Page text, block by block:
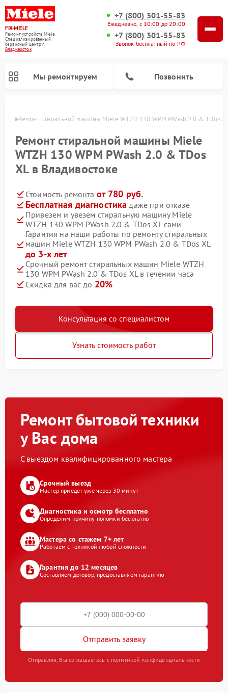
FIX-MIELE
Ремонт устройств Miele
Специализированный
cервисный центр г.
Владивосток
+7 (800) 301-55-83
Ежедневно, с 10:00 до 20:00
+7 (800) 301-55-83
Звонок бесплатный по РФ
Мы ремонтируем Позвонить
Ремонт стиральной машины Miele WTZH 130 WPM PWash 2.0 & TDos
Ремонт стиральной машины Miele
WTZH 130 WPM PWash 2.0 & TDos
XL в Владивостоке
Стоимость ремонта от 780 руб.
Бесплатная диагностика даже при отказе
Привезем и увезем стиральную машину Miele
WTZH 130 WPM PWash 2.0 & TDos XL сами
Гарантия на наши работы по ремонту стиральных
машин Miele WTZH 130 WPM PWash 2.0 & TDos XL
до 3-х лет
Срочный ремонт стиральных машин Miele WTZH
130 WPM PWash 2.0 & TDos XL в течении часа
Скидка для вас до 20%
Консультация со специалистом
Узнать стоимость работ
Ремонт бытовой техники
у Вас дома
С выездом квалифицированного мастера
Срочный выезд
Мастер приедет уже через 30 минут
Диагностика и осмотр бесплатно
Определим причину поломки бесплатно
Мастера со стажем 7+ лет
Работаем с техникой любой сложности
Гарантия до 12 месяцев
Составляем договор, предоставляем гарантию
Отправить заявку
Отправляя, Вы соглашаетесь с политикой конфиденциальности